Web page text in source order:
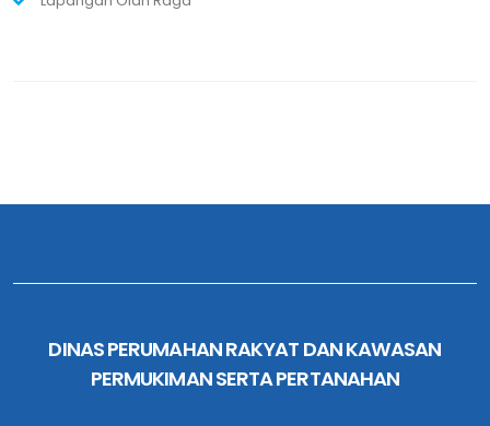
DINAS PERUMAHAN RAKYAT DAN KAWASAN
PERMUKIMAN SERTA PERTANAHAN